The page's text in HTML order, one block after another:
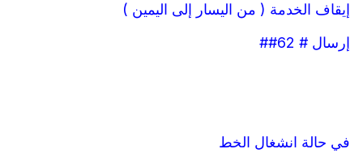
إيقاف الخدمة ( من اليسار إلى اليمين )
إرسال # 62##
في حالة انشغال الخط